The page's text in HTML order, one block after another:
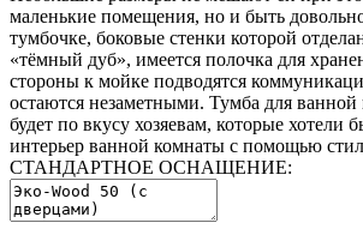
маленькие помещения, но и быть
тумбочке, боковые стенки которой
«тёмный дуб», имеется полочка для
стороны к мойке подводятся
остаются незаметными. Тумба для ванной
будет по вкусу хозяевам, которые хотели
интерьер ванной комнаты с помощью
СТАНДАРТНОЕ ОСНАЩЕНИЕ: